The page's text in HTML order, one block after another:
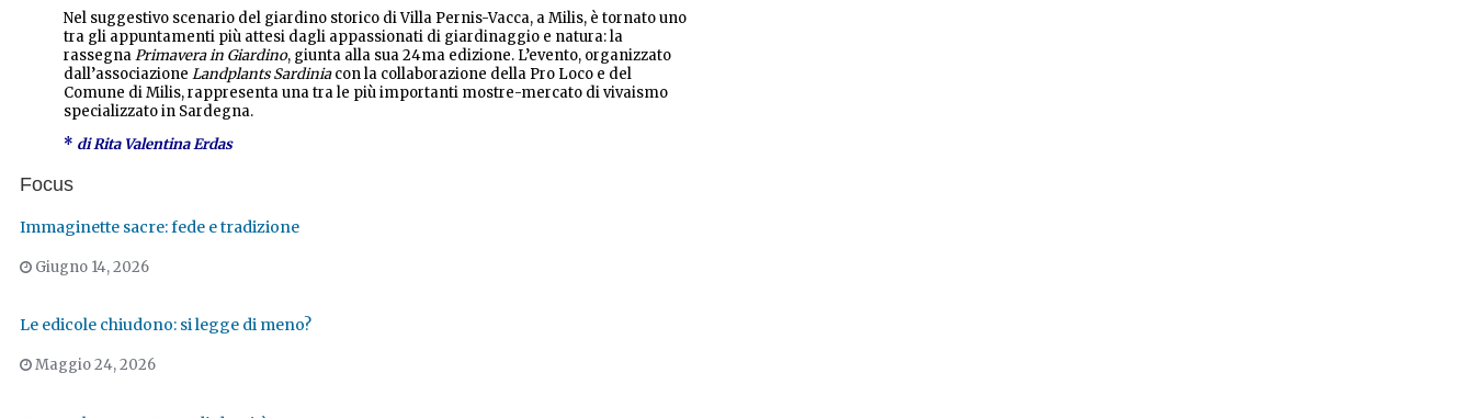
Nel suggestivo scenario del giardino storico di Villa Pernis-Vacca, a Milis, è tornato uno
tra gli appuntamenti più attesi dagli appassionati di giardinaggio e natura: la
rassegnaPrimavera in Giardino, giunta alla sua 24ma edizione. L’evento, organizzato
dall’associazione Landplants Sardiniacon la collaborazione della Pro Loco e del
Comune di Milis, rappresenta una tra le più importanti mostre-mercato di vivaismo
specializzato in Sardegna.
* di Rita Valentina Erdas
Focus
Immaginette sacre: fede e tradizione
Giugno 14, 2026
Le edicole chiudono: si legge di meno?
Maggio 24, 2026